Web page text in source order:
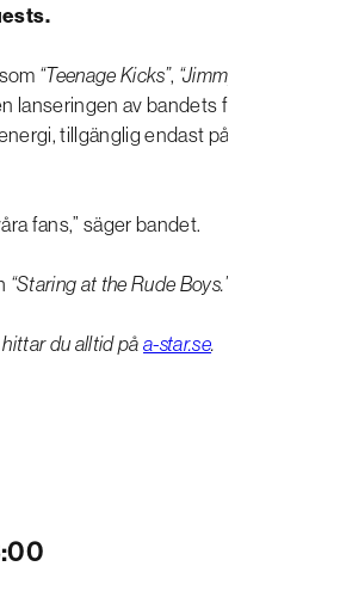
“Teenage Kicks”, “Jimmy
lanseringen av bandets första
tillgänglig endast på grön
fans,” säger bandet.
“Staring at the Rude Boys.”
hittar du alltid påa-star.se.